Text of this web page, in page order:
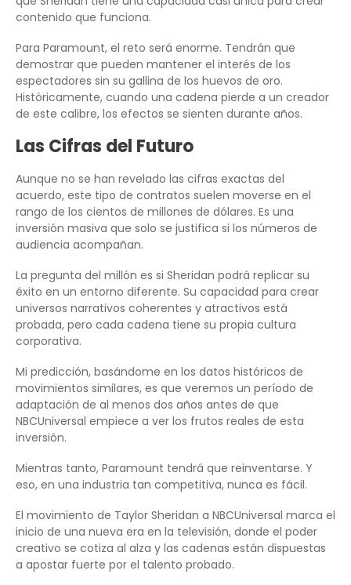
contenido que funciona.
Para Paramount, el reto será enorme. Tendrán que
demostrar que pueden mantener el interés de los
espectadores sin su gallina de los huevos de oro.
Históricamente, cuando una cadena pierde a un creador
de este calibre, los efectos se sienten durante años.
Las Cifras del Futuro
Aunque no se han revelado las cifras exactas del
acuerdo, este tipo de contratos suelen moverse en el
rango de los cientos de millones de dólares. Es una
inversión masiva que solo se justifica si los números de
audiencia acompañan.
La pregunta del millón es si Sheridan podrá replicar su
éxito en un entorno diferente. Su capacidad para crear
universos narrativos coherentes y atractivos está
probada, pero cada cadena tiene su propia cultura
corporativa.
Mi predicción, basándome en los datos históricos de
movimientos similares, es que veremos un período de
adaptación de al menos dos años antes de que
NBCUniversal empiece a ver los frutos reales de esta
inversión.
Mientras tanto, Paramount tendrá que reinventarse. Y
eso, en una industria tan competitiva, nunca es fácil.
El movimiento de Taylor Sheridan a NBCUniversal marca el
inicio de una nueva era en la televisión, donde el poder
creativo se cotiza al alza y las cadenas están dispuestas
a apostar fuerte por el talento probado.